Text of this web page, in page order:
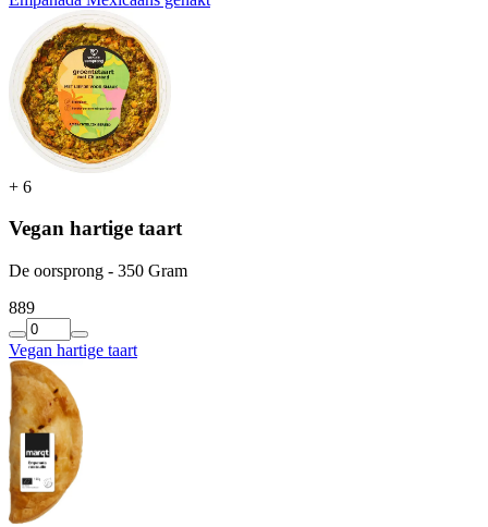
+ 6
Vegan hartige taart
De oorsprong - 350 Gram
889
Vegan hartige taart